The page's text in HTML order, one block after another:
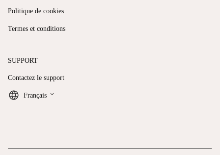
Politique de cookies
Termes et conditions
SUPPORT
Contactez le support
Français keyboard_arrow_down